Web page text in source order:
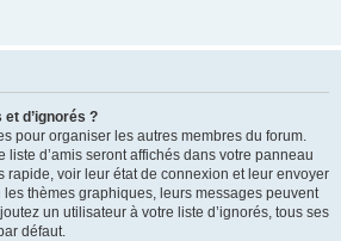
d’ignorés ?
pour organiser les autres membres du forum.
liste d’amis seront affichés dans votre panneau
rapide, voir leur état de connexion et leur envoyer
thèmes graphiques, leurs messages peuvent
un utilisateur à votre liste d’ignorés, tous ses
défaut.